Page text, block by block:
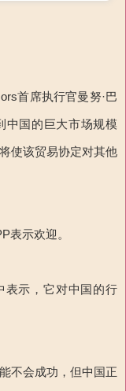
首席执行官曼努·巴
中国的巨大市场规模
使该贸易协定对其他
表示欢迎。
表示，它对中国的行
不会成功，但中国正